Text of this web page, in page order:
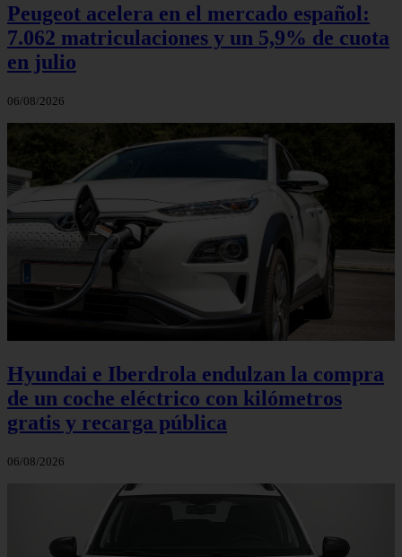
Peugeot acelera en el mercado español:
7.062 matriculaciones y un 5,9% de cuota
en julio
06/08/2026
Hyundai e Iberdrola endulzan la compra
de un coche eléctrico con kilómetros
gratis y recarga pública
06/08/2026